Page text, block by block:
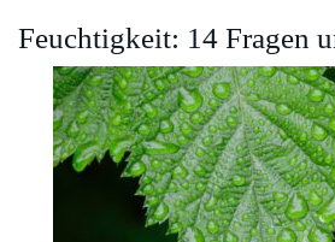
Feuchtigkeit: 14 Fragen